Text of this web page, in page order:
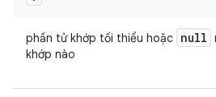
phần tử khớp tối thiểu hoặc null
khớp nào